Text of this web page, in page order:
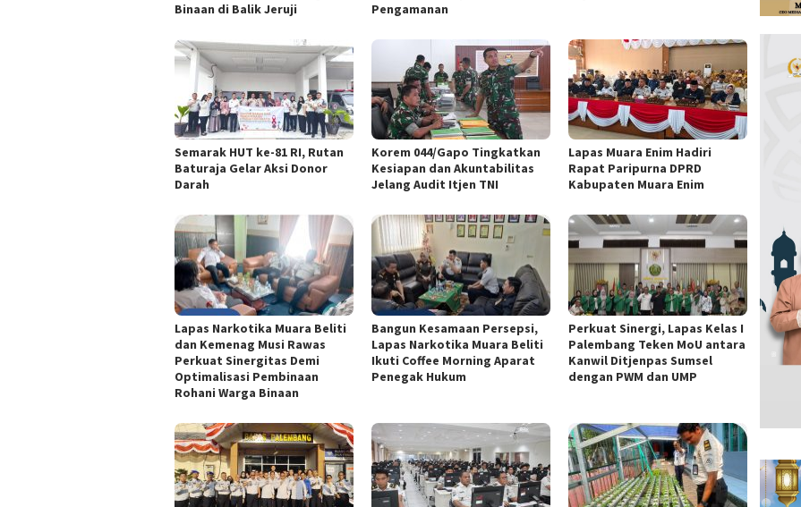
Binaan di Balik Jeruji
Pengamanan
Semarak HUT ke-81 RI, Rutan
Baturaja Gelar Aksi Donor
Darah
Korem 044/Gapo Tingkatkan
Kesiapan dan Akuntabilitas
Jelang Audit Itjen TNI
Lapas Muara Enim Hadiri
Rapat Paripurna DPRD
Kabupaten Muara Enim
Lapas Narkotika Muara Beliti
dan Kemenag Musi Rawas
Perkuat Sinergitas Demi
Optimalisasi Pembinaan
Rohani Warga Binaan
Bangun Kesamaan Persepsi,
Lapas Narkotika Muara Beliti
Ikuti Coffee Morning Aparat
Penegak Hukum
Perkuat Sinergi, Lapas Kelas I
Palembang Teken MoU antara
Kanwil Ditjenpas Sumsel
dengan PWM dan UMP